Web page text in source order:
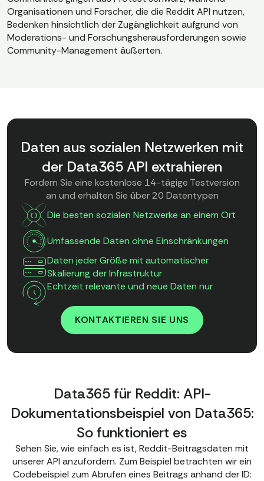
Organisationen und Forscher, die die Reddit API nutzen,
Bedenken hinsichtlich der Zugänglichkeit aufgrund von
Moderations- und Forschungsherausforderungen sowie
Community-Management äußerten.
Daten aus sozialen Netzwerken mit
der Data365 API extrahieren
Fordern Sie eine kostenlose 14-tägige Testversion
an und erhalten Sie über 20 Datentypen
Die besten sozialen Netzwerke an einem Ort
Umfassende Daten ohne Einschränkungen
Daten jeder Größe mit automatischer
Skalierung der Infrastruktur
Echtzeit relevante und neue Daten nur
KONTAKTIEREN SIE UNS
Data365 für Reddit: API-
Dokumentationsbeispiel von Data365:
So funktioniert es
Sehen Sie, wie einfach es ist, Reddit-Beitragsdaten mit
unserer API anzufordern. Zum Beispiel betrachten wir ein
Codebeispiel zum Abrufen eines Beitrags anhand der ID: